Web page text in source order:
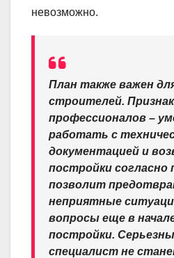
невозможно.
План также важен
строителей. Признак
профессионалов –
работать с
документацией и
постройки согласно
позволит
неприятные
вопросы еще в
постройки.
специалист не